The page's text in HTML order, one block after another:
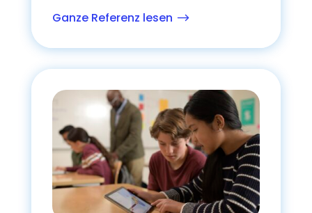
Ganze Referenz lesen $